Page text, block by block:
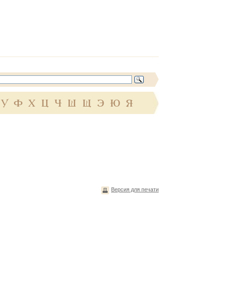
У Ф Х Ц Ч Ш Щ Э Ю Я
Версия для печати